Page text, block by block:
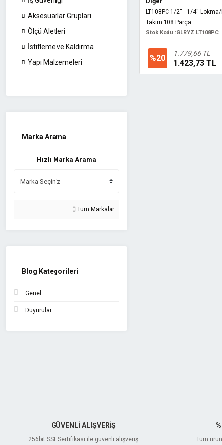
Aksesuarlar Grupları
Ölçü Aletleri
İstifleme ve Kaldırma
Yapı Malzemeleri
Marka Arama
Hızlı Marka Arama
Tüm Markalar
Blog Kategorileri
Genel
Duyurular
LT108PC 1/2'' - 1/4''
Takım 108 Parça
Stok Kodu :GLRYZ.LT108PC
%20 1.779,66 TL
1.423,73 TL
GÜVENLİ ALIŞVERİŞ
256bit SSL Sertifikası ile güvenli alışveriş Tüm